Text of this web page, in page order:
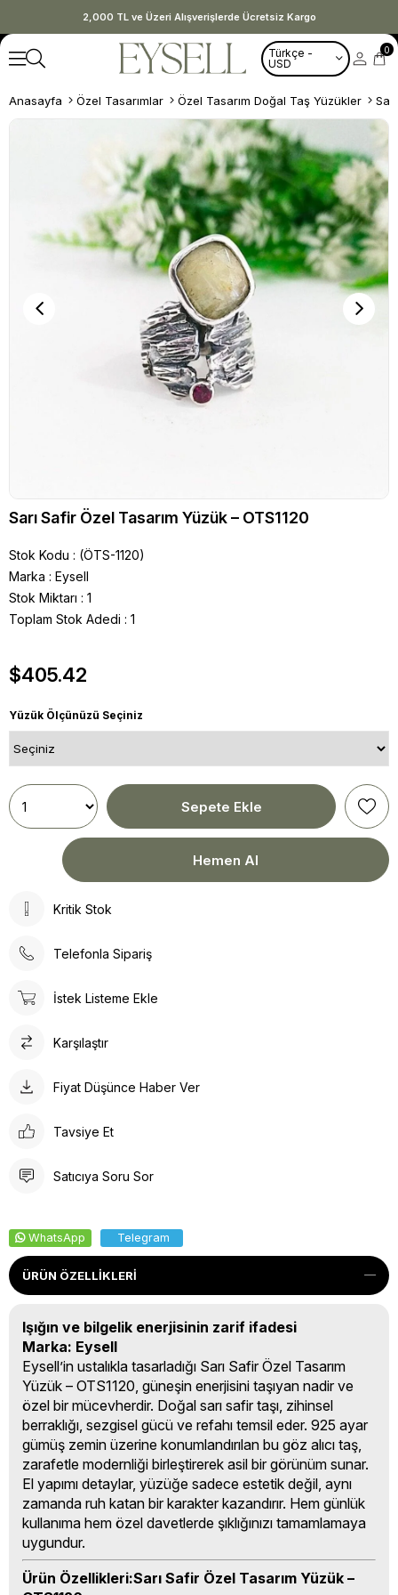
2,000 TL ve Üzeri Alışverişlerde Ücretsiz Kargo
Türkçe -
USD
0
Anasayfa Özel Tasarımlar Özel Tasarım Doğal Taş Yüzükler
Sarı Safir Özel Tasarım Yüzük – OTS1120
Stok Kodu
(ÖTS-1120)
Marka : Eysell
Stok Miktarı : 1
Toplam Stok Adedi : 1
$405.42
Yüzük Ölçünüzü Seçiniz
Kritik Stok
Telefonla Sipariş
İstek Listeme Ekle
Karşılaştır
Fiyat Düşünce Haber Ver
Tavsiye Et
Satıcıya Soru Sor
WhatsApp Telegram
ÜRÜN ÖZELLIKLERI
Işığın ve bilgelik enerjisinin zarif ifadesi
Marka: Eysell
Eysell’in ustalıkla tasarladığı Sarı Safir Özel Tasarım
Yüzük – OTS1120, güneşin enerjisini taşıyan nadir ve
özel bir mücevherdir. Doğal sarı safir taşı, zihinsel
berraklığı, sezgisel gücü ve refahı temsil eder. 925 ayar
gümüş zemin üzerine konumlandırılan bu göz alıcı taş,
zarafetle modernliği birleştirerek asil bir görünüm sunar.
El yapımı detaylar, yüzüğe sadece estetik değil, aynı
zamanda ruh katan bir karakter kazandırır. Hem günlük
kullanıma hem özel davetlerde şıklığınızı tamamlamaya
uygundur.
Ürün Özellikleri:Sarı Safir Özel Tasarım Yüzük –